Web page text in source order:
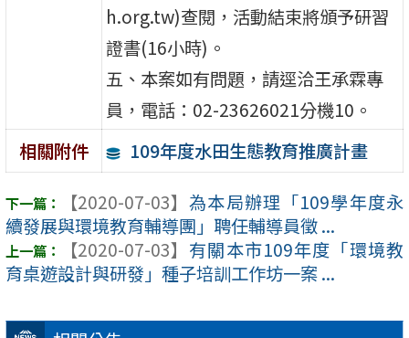
h.org.tw)查閱，活動結束將頒予研習
證書(16小時)。
五、本案如有問題，請逕洽王承霖專
員，電話：02-23626021分機10。
相關附件
109年度水田生態教育推廣計畫
【2020-07-03】 為本局辦理「109學年度永
續發展與環境教育輔導團」聘任輔導員徵 ...
【2020-07-03】 有關本市109年度「環境教
育桌遊設計與研發」種子培訓工作坊一案 ...